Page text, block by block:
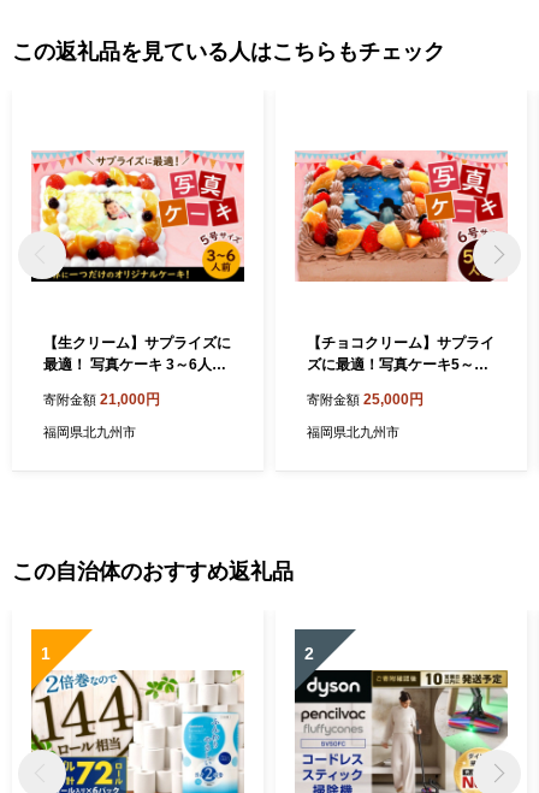
この返礼品を見ている人はこちらもチェック
【生クリーム】サプライズに
最適！ 写真ケーキ 3～6人用
寄附金額 21,000円
福岡県北九州市
【チョコクリーム】サプライ
ズに最適！写真ケーキ5～8
寄附金額 25,000円
福岡県北九州市
この自治体のおすすめ返礼品
1 2